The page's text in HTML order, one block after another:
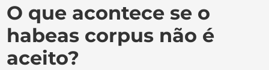
O que acontece se o
habeas corpus não é
aceito?